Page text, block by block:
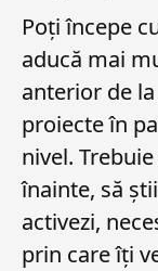
Poți începe
aducă mai
anterior de la
proiecte în
nivel.
înainte, să
activezi,
prin care îți